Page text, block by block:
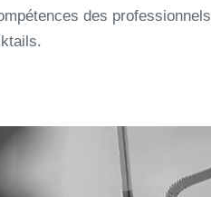
des professionnels